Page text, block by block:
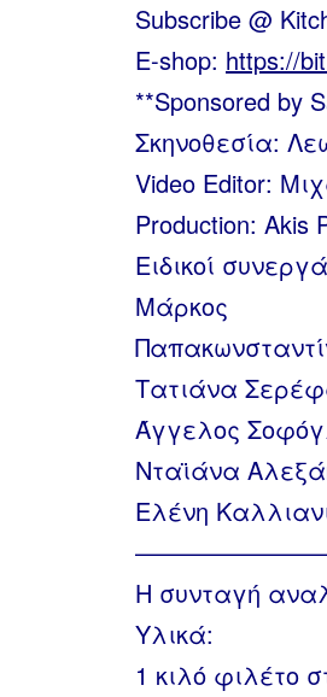
Subscribe @
E-shop: https://
**Sponsored by
Σκηνοθεσία:
Video Editor:
Production: Akis
Ειδικοί
Μάρκος
Τατιάνα
Άγγελος
Νταϊάνα
Ελένη
Η συνταγή
Υλικά:
1 κιλό φιλέτο